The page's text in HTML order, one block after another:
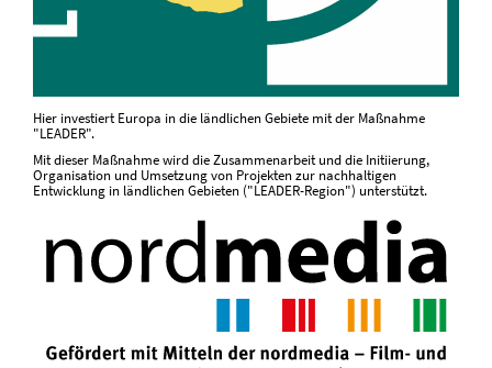
Hier investiert Europa in die ländlichen Gebiete mit der Maßnahme
"LEADER".
Mit dieser Maßnahme wird die Zusammenarbeit und die Initiierung,
Organisation und Umsetzung von Projekten zur nachhaltigen
Entwicklung in ländlichen Gebieten ("LEADER-Region") unterstützt.